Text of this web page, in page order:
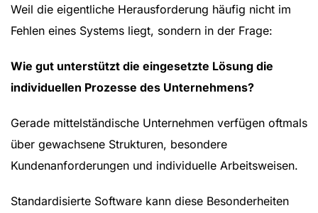
Weil die eigentliche Herausforderung häufig nicht im
Fehlen eines Systems liegt, sondern in der Frage:
Wie gut unterstützt die eingesetzte Lösung die
individuellen Prozesse des Unternehmens?
Gerade mittelständische Unternehmen verfügen oftmals
über gewachsene Strukturen, besondere
Kundenanforderungen und individuelle Arbeitsweisen.
Standardisierte Software kann diese Besonderheiten